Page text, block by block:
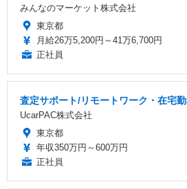
みんなのマーケット株式会社
東京都
月給26万5,200円～41万6,700円
正社員
査定サポート/リモートワーク・在宅
UcarPAC株式会社
東京都
年収350万円～600万円
正社員